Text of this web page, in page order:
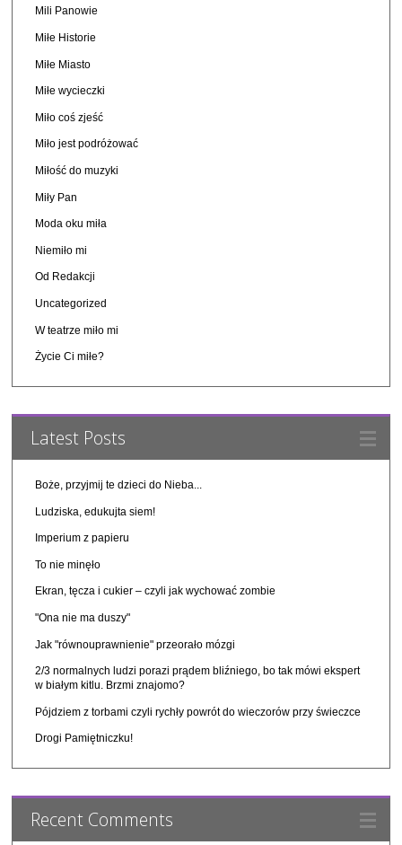
Mili Panowie
Miłe Historie
Miłe Miasto
Miłe wycieczki
Miło coś zjeść
Miło jest podróżować
Miłość do muzyki
Miły Pan
Moda oku miła
Niemiło mi
Od Redakcji
Uncategorized
W teatrze miło mi
Życie Ci miłe?
Latest Posts
Boże, przyjmij te dzieci do Nieba...
Ludziska, edukujta siem!
Imperium z papieru
To nie minęło
Ekran, tęcza i cukier – czyli jak wychować zombie
"Ona nie ma duszy"
Jak "równouprawnienie" przeorało mózgi
2/3 normalnych ludzi porazi prądem bliźniego, bo tak mówi ekspert
w białym kitlu. Brzmi znajomo?
Pójdziem z torbami czyli rychły powrót do wieczorów przy świeczce
Drogi Pamiętniczku!
Recent Comments